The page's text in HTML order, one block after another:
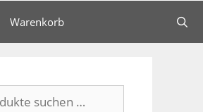
Warenkorb